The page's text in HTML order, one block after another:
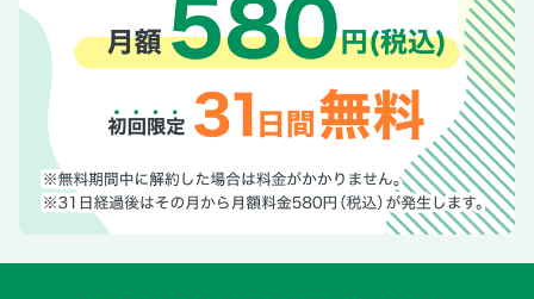
明太とろろ鍋／ほったらかしチキン南蛮
玉ねぎ麹／サーモンの腸活ごま漬け丼
クリームコロッケ
完全無添加ヘルシーナゲット／和風豆乳グラタン
鮭のトマトパッツァ
えびのトマトクリーム煮
やわらかしょうが焼き／腸活ガレット